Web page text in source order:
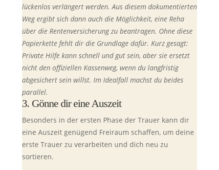
lückenlos verlängert werden. Aus diesem dokumentierten
Weg ergibt sich dann auch die Möglichkeit, eine Reha
über die Rentenversicherung zu beantragen. Ohne diese
Papierkette fehlt dir die Grundlage dafür. Kurz gesagt:
Private Hilfe kann schnell und gut sein, aber sie ersetzt
nicht den offiziellen Kassenweg, wenn du langfristig
abgesichert sein willst. Im Idealfall machst du beides
parallel.
3. Gönne dir eine Auszeit
Besonders in der ersten Phase der Trauer kann dir
eine Auszeit genügend Freiraum schaffen, um deine
erste Trauer zu verarbeiten und dich neu zu
sortieren.